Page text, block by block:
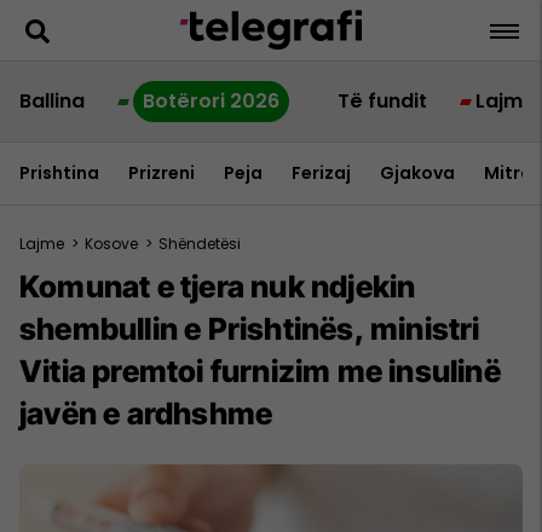
Ballina Botërori 2026 Të fundit Lajme
Prishtina Prizreni Peja Ferizaj Gjakova
Lajme > Kosove > Shëndetësi
Komunat e tjera nuk ndjekin
shembullin e Prishtinës, ministri
Vitia premtoi furnizim me insulinë
javën e ardhshme